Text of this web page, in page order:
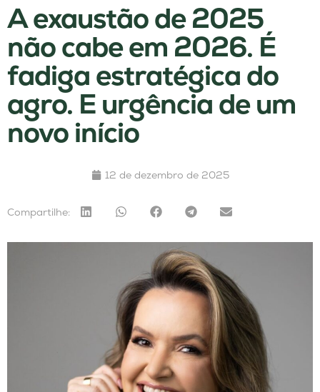
A exaustão de 2025
não cabe em 2026. É
fadiga estratégica do
agro. E urgência de um
novo início
12 de dezembro de 2025
Compartilhe: